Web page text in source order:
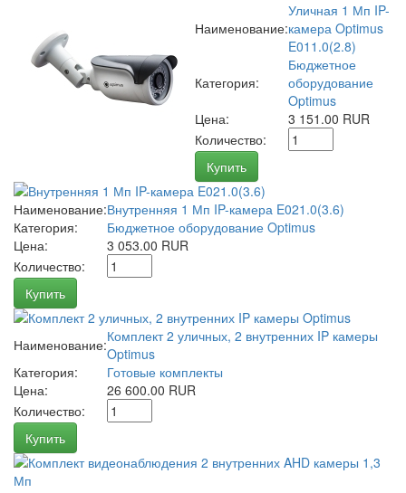
Наименование:
Уличная 1 Мп IP-
камера Optimus
E011.0(2.8)
Категория:
Бюджетное
оборудование
Optimus
Цена:
3 151.00 RUR
Количество:
Купить
Наименование:Внутренняя 1 Мп IP-камера E021.0(3.6)
Категория:
Бюджетное оборудование Optimus
Цена:
3 053.00 RUR
Количество:
Купить
Наименование:Комплект 2 уличных, 2 внутренних IP камеры
Optimus
Категория:
Готовые комплекты
Цена:
26 600.00 RUR
Количество:
Купить